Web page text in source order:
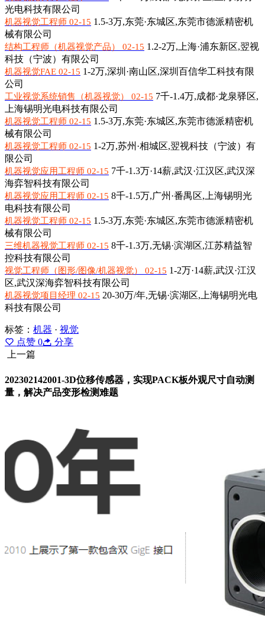
光电科技有限公司
机器视觉工程师 02-15 1.5-3万,东莞·东城区,东莞市德派精密机
械有限公司
结构工程师（机器视觉产品） 02-15 1.2-2万, 上海·浦东新区,翌视
科技（宁波）有限公司
机器视觉FAE 02-15 1-2万,深圳·南山区,深圳百信华工科技有限
公司
工业视觉系统销售（机器视觉） 02-15 7千-1.4万,成都·龙泉驿区,
上海锡明光电科技有限公司
机器视觉工程师 02-15 1.5-3万,东莞·东城区,东莞市德派精密机
械有限公司
机器视觉工程师 02-15 1-2万,苏州·相城区,翌视科技（宁波）有
限公司
机器视觉应用工程师 02-15 7千-1.3万·14薪,武汉·江汉区,武汉深
海弈智科技有限公司
机器视觉应用工程师 02-15 8千-1.5万,广州·番禺区,上海锡明光
电科技有限公司
机器视觉工程师 02-15 1.5-3万,东莞·东城区,东莞市德派精密机
械有限公司
三维机器视觉工程师 02-15 8千-1.3万,无锡·滨湖区,江苏精益智
控科技有限公司
视觉工程师（图形/图像/机器视觉） 02-15 1-2万·14薪,武汉·江汉
区,武汉深海弈智科技有限公司
机器视觉项目经理 02-15 20-30万/年,无锡·滨湖区,上海锡明光电
科技有限公司
标签： 机器 · 视觉
点赞 0
分享
上一篇
202302142001-3D位移传感器，实现PACK板外观尺寸自动测
量，解决产品变形检测难题